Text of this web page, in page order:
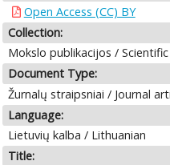
Open Access (CC) BY
Collection:
Mokslo publikacijos /
Document Type:
Žurnalų straipsniai / Journal
Language:
Lietuvių kalba / Lithuanian
Title: